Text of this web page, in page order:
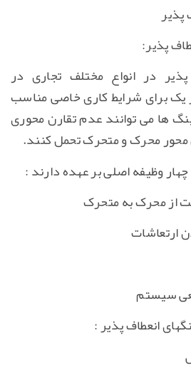
پذیر:
در انواع مختلف تجاری در
برای شرایط کاری خاصی مناسب
ها می توانند عدم تقارن محوری
محور محرک و متحرک تحمل کنند.
وظیفه اصلی بر عهده دارند :
انعطاف پذیر :